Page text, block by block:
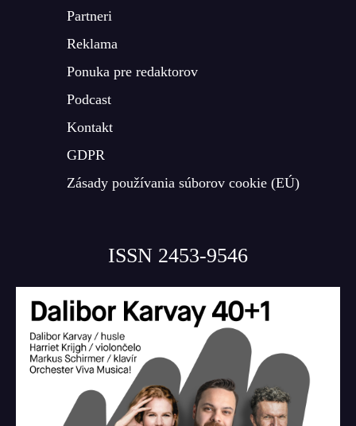
Partneri
Reklama
Ponuka pre redaktorov
Podcast
Kontakt
GDPR
Zásady používania súborov cookie (EÚ)
ISSN 2453-9546